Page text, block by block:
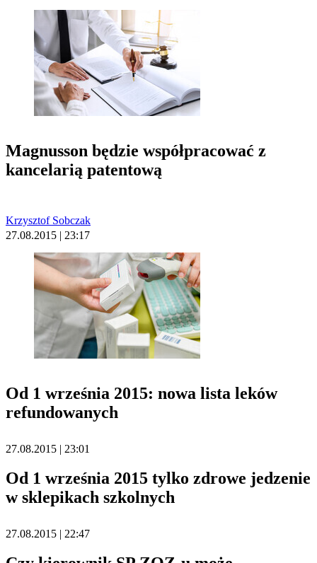
Magnusson będzie współpracować z
kancelarią patentową
Krzysztof Sobczak
27.08.2015 | 23:17
Od 1 września 2015: nowa lista leków
refundowanych
27.08.2015 | 23:01
Od 1 września 2015 tylko zdrowe jedzenie
w sklepikach szkolnych
27.08.2015 | 22:47